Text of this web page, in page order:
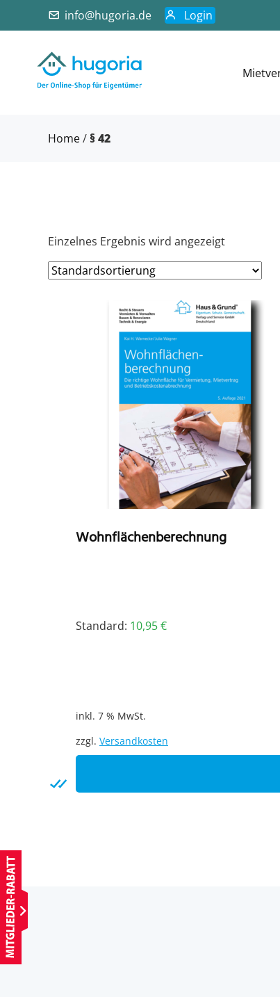
info@hugoria.de Login
Home/§ 42
Einzelnes Ergebnis wird angezeigt
Wohnflächenberechnung
Standard: 10,95€
inkl. 7 % MwSt.
zzgl. Versandkosten